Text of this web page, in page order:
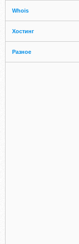
Whois
Хостинг
Разное